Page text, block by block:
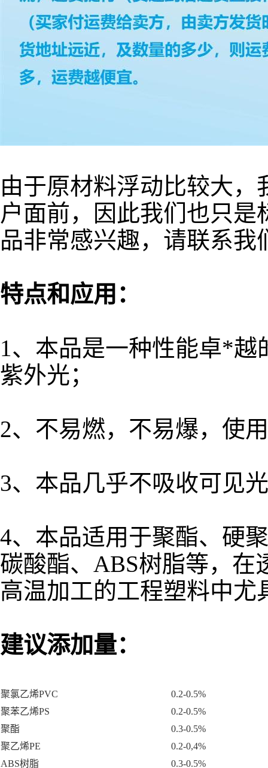
由于原材料浮动比较大
户面前，因此我们也只
品非常感兴趣，请联系
特点和应用：
1、本品是一种性能卓*越
紫外光；
2、不易燃，不易爆，使
3、本品几乎不吸收可见
4、本品适用于聚酯、硬
碳酸酯、ABS树脂等，在
高温加工的工程塑料中
建议添加量：
聚氯乙烯PVC
0.2-0.5%
聚苯乙烯PS
0.2-0.5%
聚酯
0.3-0.5%
聚乙烯PE
0.2-0,4%
ABS树脂
0.3-0.5%